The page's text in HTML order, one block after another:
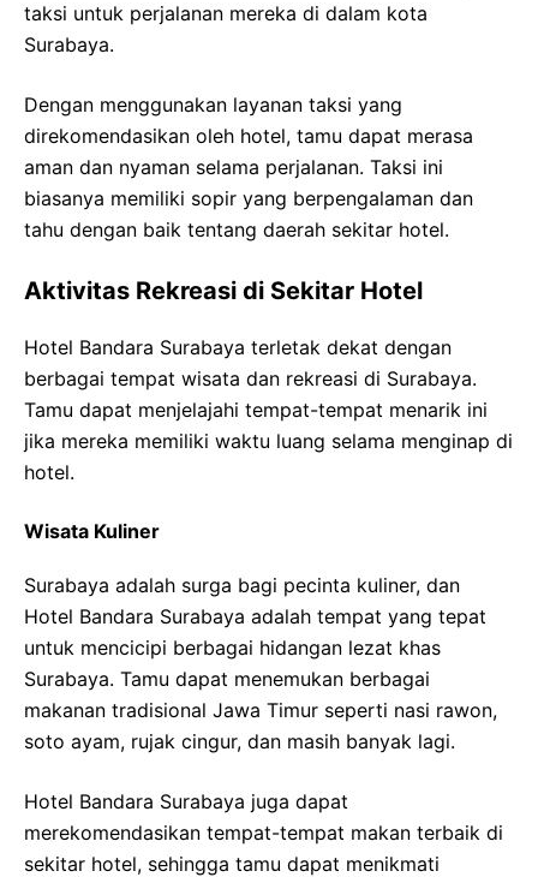
taksi untuk perjalanan mereka di dalam kota
Surabaya.
Dengan menggunakan layanan taksi yang
direkomendasikan oleh hotel, tamu dapat merasa
aman dan nyaman selama perjalanan. Taksi ini
biasanya memiliki sopir yang berpengalaman dan
tahu dengan baik tentang daerah sekitar hotel.
Aktivitas Rekreasi di Sekitar Hotel
Hotel Bandara Surabaya terletak dekat dengan
berbagai tempat wisata dan rekreasi di Surabaya.
Tamu dapat menjelajahi tempat-tempat menarik ini
jika mereka memiliki waktu luang selama menginap di
hotel.
Wisata Kuliner
Surabaya adalah surga bagi pecinta kuliner, dan
Hotel Bandara Surabaya adalah tempat yang tepat
untuk mencicipi berbagai hidangan lezat khas
Surabaya. Tamu dapat menemukan berbagai
makanan tradisional Jawa Timur seperti nasi rawon,
soto ayam, rujak cingur, dan masih banyak lagi.
Hotel Bandara Surabaya juga dapat
merekomendasikan tempat-tempat makan terbaik di
sekitar hotel, sehingga tamu dapat menikmati